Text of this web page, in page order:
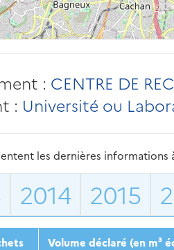
: CENTRE DE
: Université ou
les dernières informations
2014 2015
Volume déclaré (en m³